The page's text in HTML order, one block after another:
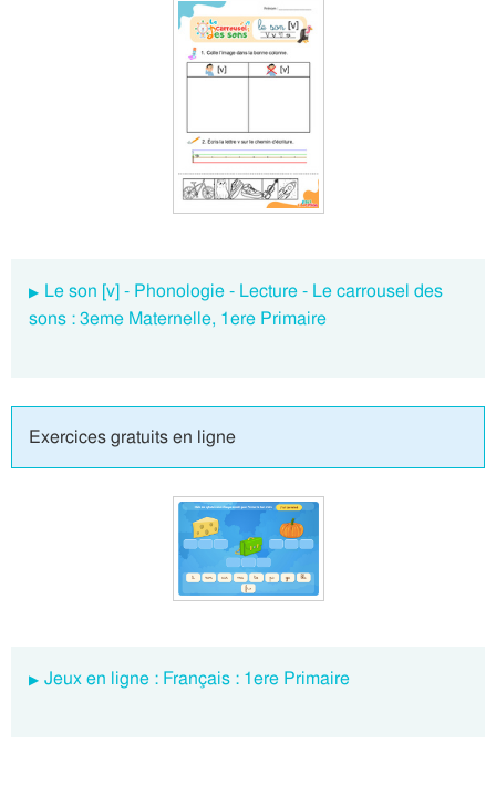
Le son [v] - Phonologie - Lecture - Le carrousel des
sons : 3eme Maternelle, 1ere Primaire
Exercices gratuits en ligne
Jeux en ligne : Français : 1ere Primaire